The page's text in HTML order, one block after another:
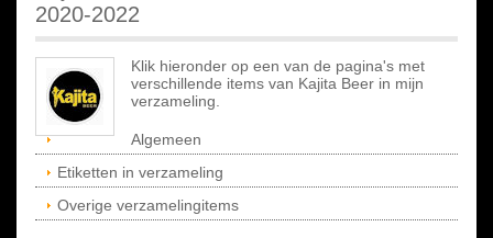
2020-2022
Klik hieronder op een van de pagina's met
verschillende items van Kajita Beer in mijn
verzameling.
Algemeen
Etiketten in verzameling
Overige verzamelingitems